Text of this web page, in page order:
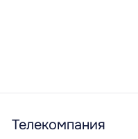
Телекомпания